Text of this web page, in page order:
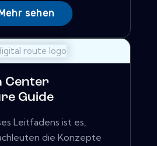
sehen
Center
Guide
Leitfadens ist es,
die Konzepte